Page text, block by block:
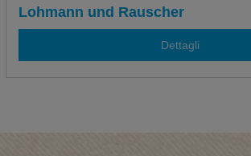
Lohmann und Rauscher
Dettagli